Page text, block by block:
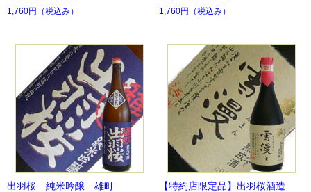
1,760円 （税込み） 1,760円 （税込み）
出羽桜 純米吟醸 雄町
【特約店限定品】出羽桜酒造